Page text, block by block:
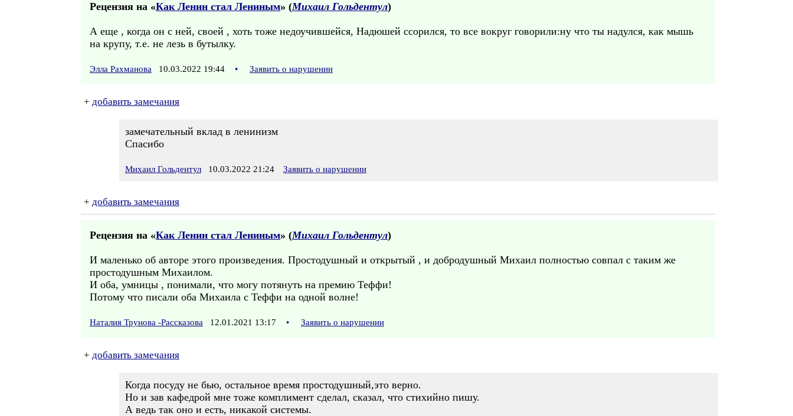
Рецензия на «Как Ленин стал Лениным» (Михаил Гольдентул)
А еще , когда он с ней, своей , хоть тоже недоучившейся, Надюшей ссорился, то все вокруг говорили:ну что ты надулся, как мышь
на крупу, т.е. не лезь в бутылку.
Элла Рахманова 10.03.2022 19:44 • Заявить о нарушении
+ добавить замечания
замечательный вклад в ленинизм
Спасибо
Михаил Гольдентул 10.03.2022 21:24 Заявить о нарушении
+ добавить замечания
Рецензия на «Как Ленин стал Лениным» (Михаил Гольдентул)
И маленько об авторе этого произведения. Простодушный и открытый , и добродушный Михаил полностью совпал с таким же
простодушным Михаилом.
И оба, умницы , понимали, что могу потянуть на премию Теффи!
Потому что писали оба Михаила с Теффи на одной волне!
Наталия Трунова -Рассказова 12.01.2021 13:17 • Заявить о нарушении
+ добавить замечания
Когда посуду не бью, остальное время простодушный,это верно.
Но и зав кафедрой мне тоже комплимент сделал, сказал, что стихийно пишу.
А ведь так оно и есть, никакой системы.